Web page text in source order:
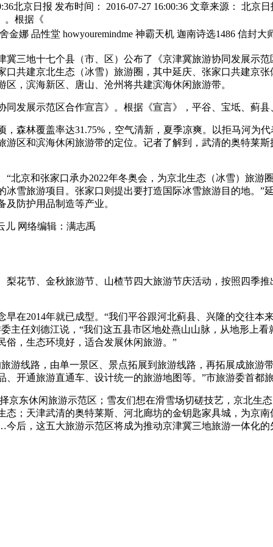
北京日报 发布时间： 2016-07-27 16:00:36 文章来源： 北
。根据《
娜 品性堂 howyouremindme 神霸天机 迦南诗选1486 信封大
地十七个县（市、区）公布了《京津冀旅游协同发展示范
共建京北生态（冰雪）旅游圈，其中延庆、张家口共建京
，滨海新区、唐山、沧州将共建滨海休闲旅游带。
发展示范区合作宣言》。根据《宣言》，平谷、宝坻、蓟
林覆盖率达31.75%，空气清新，夏季凉爽。以拒马河为
区和滨海休闲旅游带的定位。记者了解到，武清的奥特莱
和张家口承办2022年冬奥会，为京北生态（冰雪）旅游
雪旅游项目。张家口则提出要打造国际冰雪旅游目的地。
防护用品制造等产业。
儿 网络编辑： 满志禹
节、金秋旅游节、山楂节四大旅游节庆活动，按照四季推
2014年就已成型。“我们平谷跟河北蓟县、兴隆的交往本
主任刘德江说，“我们这五县市区地处燕山山脉，从地形上
俗，生态环境好，适合发展休闲旅游。”
线路，由单一景区、景点拓展到旅游线路，再拓展成旅游
开通旅游直通车、设计统一的旅游地图等。”市旅游委首都
休闲旅游示范区；雪友们想在滑雪场切磋技艺，京北生
；天津武清的奥特莱斯、河北廊坊的金钥匙家具城，为京
后，这五大旅游示范区将成为推动京津冀三地旅游一体化的